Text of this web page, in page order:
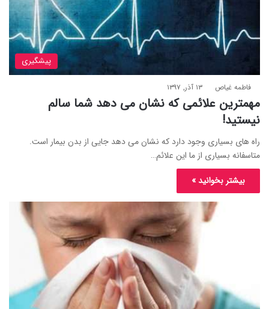
پیشگیری
فاطمه غیاص ۱۳ آذر, ۱۳۹۷
مهمترین علائمی که نشان می دهد شما سالم
نیستید!
راه های بسیاری وجود دارد که نشان می دهد جایی از بدن بیمار است.
متاسفانه بسیاری از ما این علائم…
بیشتر بخوانید »